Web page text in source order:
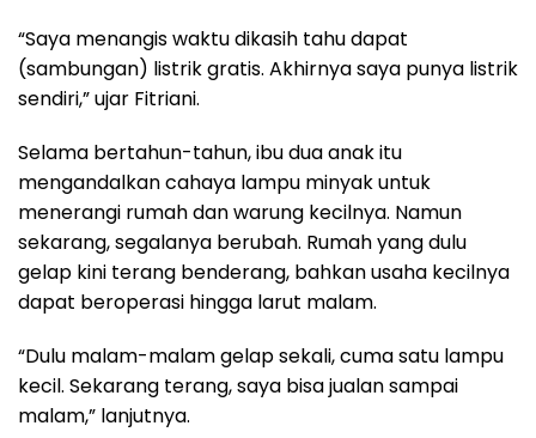
“Saya menangis waktu dikasih tahu dapat
(sambungan) listrik gratis. Akhirnya saya punya listrik
sendiri,” ujar Fitriani.
Selama bertahun-tahun, ibu dua anak itu
mengandalkan cahaya lampu minyak untuk
menerangi rumah dan warung kecilnya. Namun
sekarang, segalanya berubah. Rumah yang dulu
gelap kini terang benderang, bahkan usaha kecilnya
dapat beroperasi hingga larut malam.
“Dulu malam-malam gelap sekali, cuma satu lampu
kecil. Sekarang terang, saya bisa jualan sampai
malam,” lanjutnya.